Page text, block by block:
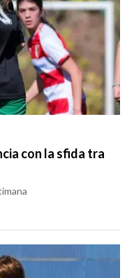
con la sfida tra